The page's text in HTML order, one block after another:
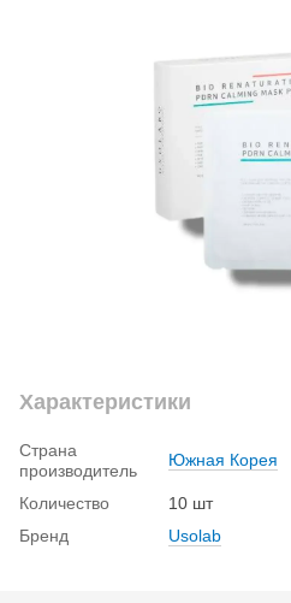
Характеристики
Страна
производитель
Южная Корея
Количество
10 шт
Бренд
Usolab